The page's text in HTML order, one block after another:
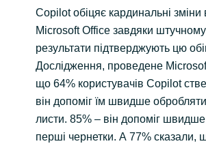
Copilot обіцяє кардинальні зміни
Microsoft Office завдяки штучному
результати підтверджують цю
Дослідження, проведене
що 64% користувачів Copilot
він допоміг їм швидше
листи. 85% – він допоміг
перші чернетки. А 77% сказали,